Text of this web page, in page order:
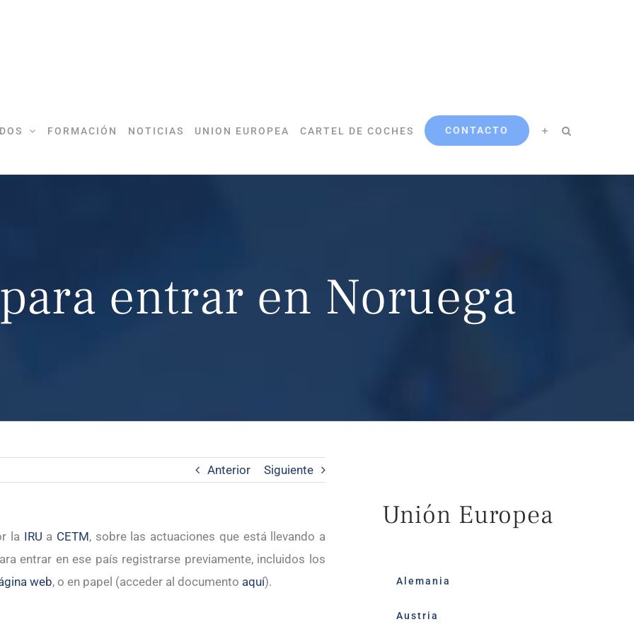
FORMACIÓN NOTICIAS UNION EUROPEA CARTEL DE COCHES CONTACTO
entrar en Noruega
Anterior Siguiente
la IRU a CETM, sobre las actuaciones que está llevando a
entrar en ese país registrarse previamente, incluidos los
web, o en papel (acceder al documento aquí).
Unión Europea
Alemania
Austria